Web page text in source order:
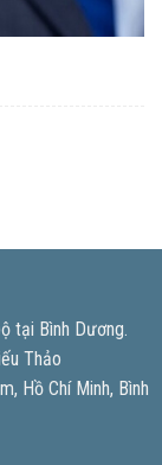
tại Bình Dương.
Thảo
Hồ Chí Minh, Bình